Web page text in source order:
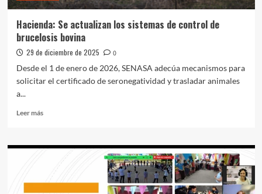
Hacienda: Se actualizan los sistemas de control de
brucelosis bovina
29 de diciembre de 2025
0
Desde el 1 de enero de 2026, SENASA adecúa mecanismos para
solicitar el certificado de seronegatividad y trasladar animales
a...
Leer másLeer
Hacienda:
actualizan
los